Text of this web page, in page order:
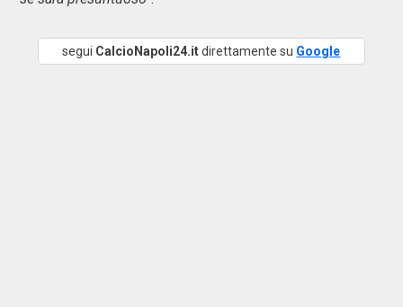
segui CalcioNapoli24.itdirettamente su Google